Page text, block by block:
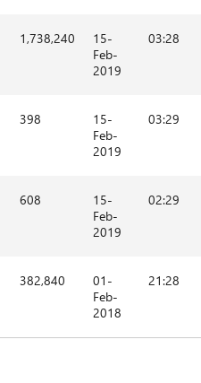
1,738,240
15-
Feb-
2019
03:28
398
15-
Feb-
2019
03:29
608
15-
Feb-
2019
02:29
382,840
01-
Feb-
2018
21:28